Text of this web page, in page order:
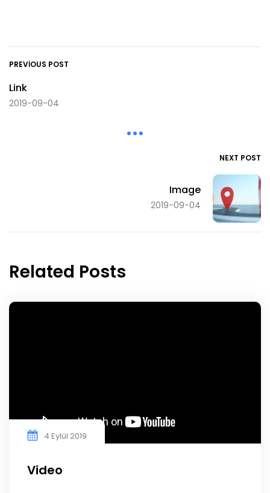
PREVIOUS POST
Link
2019-09-04
NEXT POST
Image
2019-09-04
Related Posts
4 Eylül 2019
Video